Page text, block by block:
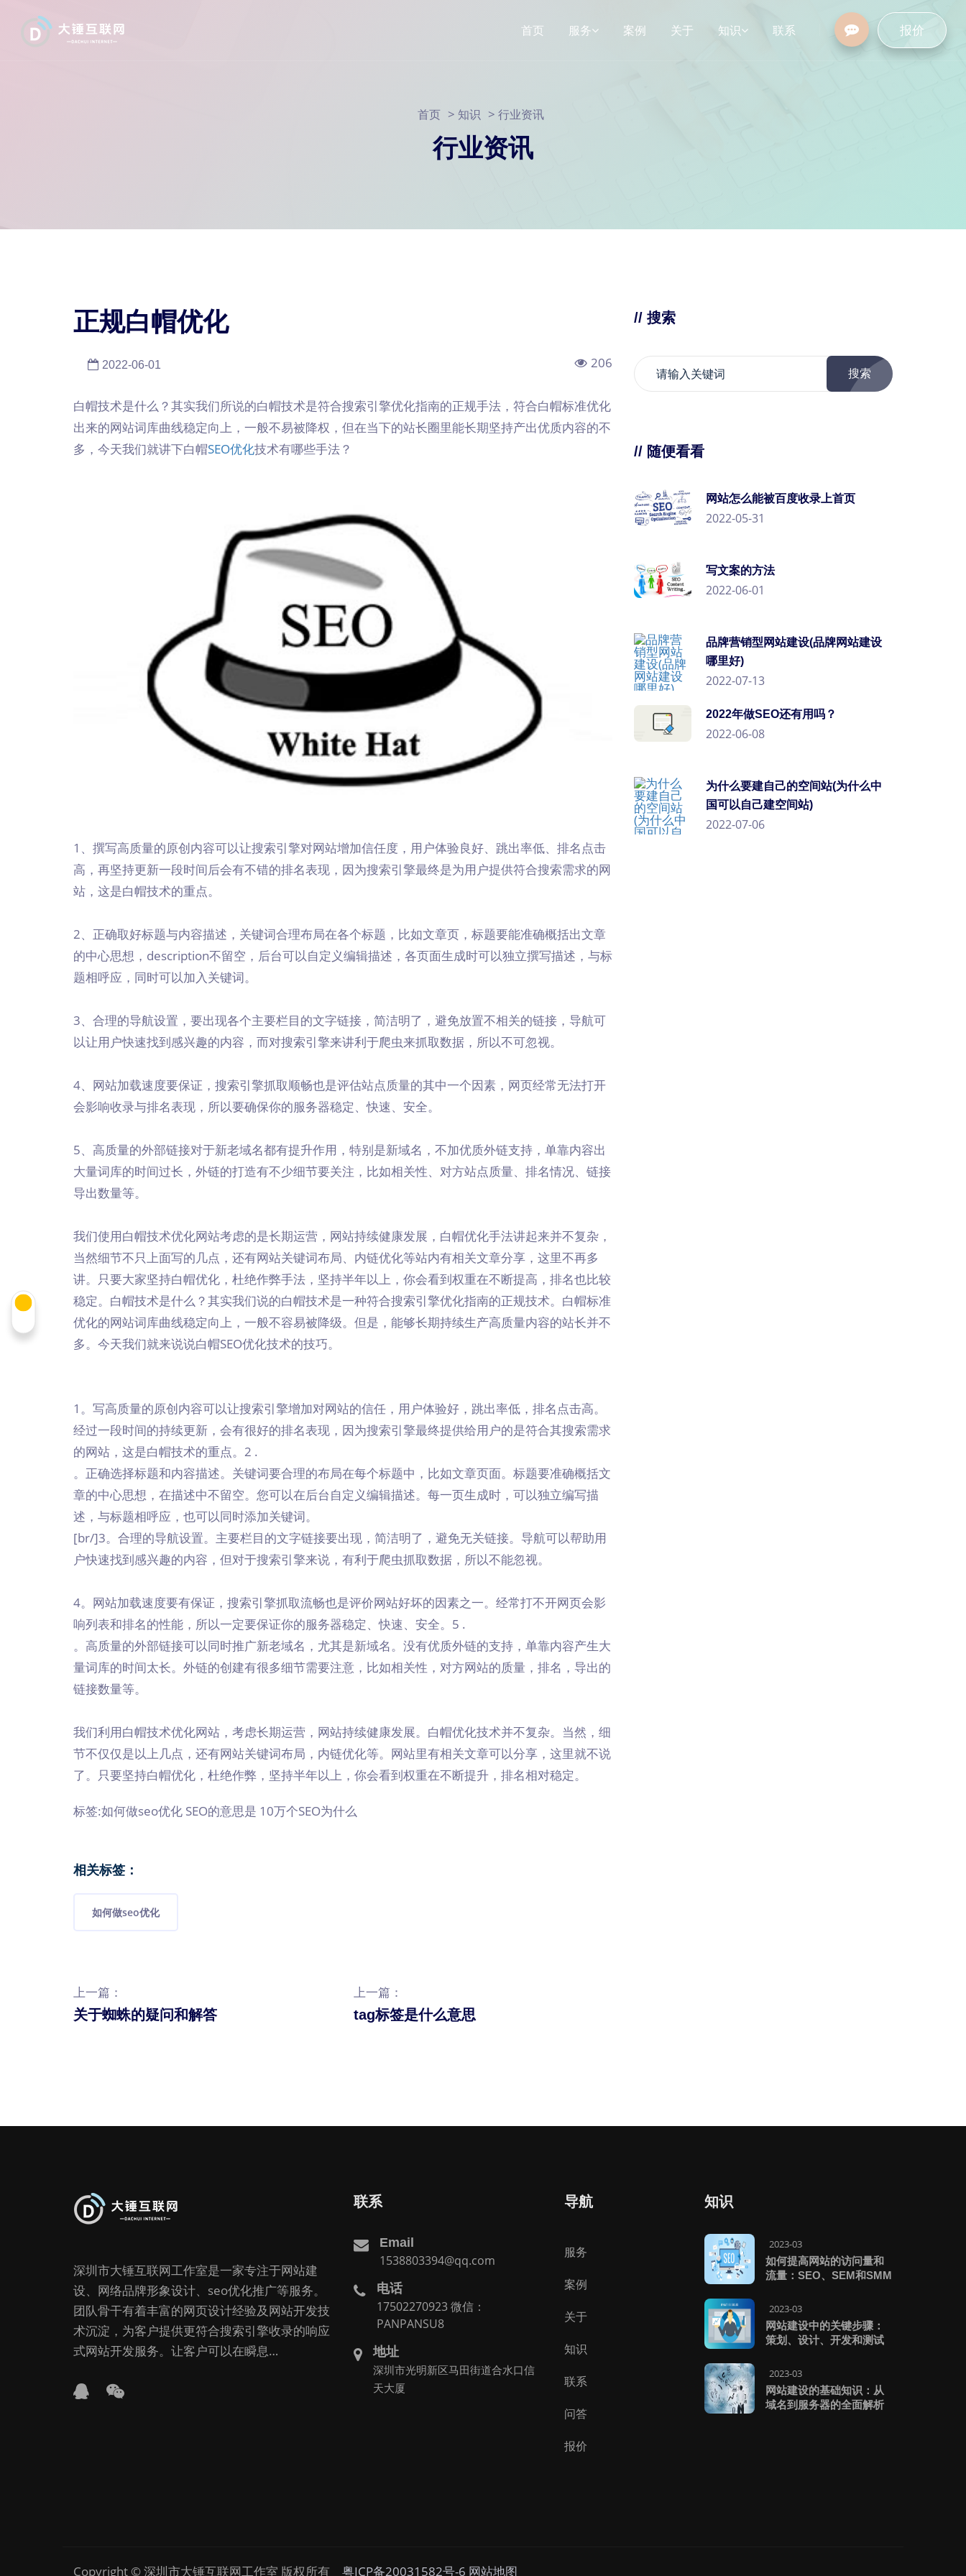
首页 服务 案例 关于 知识 联系 报价
首页 > 知识 > 行业资讯
行业资讯
正规白帽优化
2022-06-01 206
白帽技术是什么？其实我们所说的白帽技术是符合搜索引擎优化指南的正规手法，符合白帽标准优化
出来的网站词库曲线稳定向上，一般不易被降权，但在当下的站长圈里能长期坚持产出优质内容的不
多，今天我们就讲下白帽SEO优化技术有哪些手法？
1、撰写高质量的原创内容可以让搜索引擎对网站增加信任度，用户体验良好、跳出率低、排名点击
高，再坚持更新一段时间后会有不错的排名表现，因为搜索引擎最终是为用户提供符合搜索需求的网
站，这是白帽技术的重点。
2、正确取好标题与内容描述，关键词合理布局在各个标题，比如文章页，标题要能准确概括出文章
的中心思想，description不留空，后台可以自定义编辑描述，各页面生成时可以独立撰写描述，与标
题相呼应，同时可以加入关键词。
3、合理的导航设置，要出现各个主要栏目的文字链接，简洁明了，避免放置不相关的链接，导航可
以让用户快速找到感兴趣的内容，而对搜索引擎来讲利于爬虫来抓取数据，所以不可忽视。
4、网站加载速度要保证，搜索引擎抓取顺畅也是评估站点质量的其中一个因素，网页经常无法打开
会影响收录与排名表现，所以要确保你的服务器稳定、快速、安全。
5、高质量的外部链接对于新老域名都有提升作用，特别是新域名，不加优质外链支持，单靠内容出
大量词库的时间过长，外链的打造有不少细节要关注，比如相关性、对方站点质量、排名情况、链接
导出数量等。
我们使用白帽技术优化网站考虑的是长期运营，网站持续健康发展，白帽优化手法讲起来并不复杂，
当然细节不只上面写的几点，还有网站关键词布局、内链优化等站内有相关文章分享，这里不再多
讲。只要大家坚持白帽优化，杜绝作弊手法，坚持半年以上，你会看到权重在不断提高，排名也比较
稳定。白帽技术是什么？其实我们说的白帽技术是一种符合搜索引擎优化指南的正规技术。白帽标准
优化的网站词库曲线稳定向上，一般不容易被降级。但是，能够长期持续生产高质量内容的站长并不
多。今天我们就来说说白帽SEO优化技术的技巧。
1。写高质量的原创内容可以让搜索引擎增加对网站的信任，用户体验好，跳出率低，排名点击高。
经过一段时间的持续更新，会有很好的排名表现，因为搜索引擎最终提供给用户的是符合其搜索需求
的网站，这是白帽技术的重点。2 .
。正确选择标题和内容描述。关键词要合理的布局在每个标题中，比如文章页面。标题要准确概括文
章的中心思想，在描述中不留空。您可以在后台自定义编辑描述。每一页生成时，可以独立编写描
述，与标题相呼应，也可以同时添加关键词。
[br/]3。合理的导航设置。主要栏目的文字链接要出现，简洁明了，避免无关链接。导航可以帮助用
户快速找到感兴趣的内容，但对于搜索引擎来说，有利于爬虫抓取数据，所以不能忽视。
4。网站加载速度要有保证，搜索引擎抓取流畅也是评价网站好坏的因素之一。经常打不开网页会影
响列表和排名的性能，所以一定要保证你的服务器稳定、快速、安全。5 .
。高质量的外部链接可以同时推广新老域名，尤其是新域名。没有优质外链的支持，单靠内容产生大
量词库的时间太长。外链的创建有很多细节需要注意，比如相关性，对方网站的质量，排名，导出的
链接数量等。
我们利用白帽技术优化网站，考虑长期运营，网站持续健康发展。白帽优化技术并不复杂。当然，细
节不仅仅是以上几点，还有网站关键词布局，内链优化等。网站里有相关文章可以分享，这里就不说
了。只要坚持白帽优化，杜绝作弊，坚持半年以上，你会看到权重在不断提升，排名相对稳定。
标签:如何做seo优化 SEO的意思是 10万个SEO为什么
相关标签：
如何做seo优化
上一篇：
关于蜘蛛的疑问和解答
上一篇：
tag标签是什么意思
// 搜索
搜索
// 随便看看
网站怎么能被百度收录上首页
2022-05-31
写文案的方法
2022-06-01
品牌营销型网站建设(品牌网站建设
哪里好)
2022-07-13
2022年做SEO还有用吗？
2022-06-08
为什么要建自己的空间站(为什么中
国可以自己建空间站)
2022-07-06
深圳市大锤互联网工作室是一家专注于网站建
设、网络品牌形象设计、seo优化推广等服务。
团队骨干有着丰富的网页设计经验及网站开发技
术沉淀，为客户提供更符合搜索引擎收录的响应
式网站开发服务。让客户可以在瞬息…
联系
Email
1538803394@qq.com
电话
17502270923 微信：
PANPANSU8
地址
深圳市光明新区马田街道合水口信
天大厦
导航
服务
案例
关于
知识
联系
问答
报价
知识
2023-03
如何提高网站的访问量和
流量：SEO、SEM和SMM
2023-03
网站建设中的关键步骤：
策划、设计、开发和测试
2023-03
网站建设的基础知识：从
域名到服务器的全面解析
Copyright © 深圳市大锤互联网工作室 版权所有 粤ICP备20031582号-6 网站地图